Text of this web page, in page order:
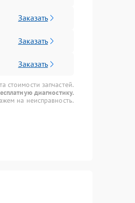
Заказать
Заказать
Заказать
стоимости запчастей.
диагностику.
на неисправность.